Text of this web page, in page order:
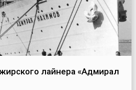
лайнера «Адмирал